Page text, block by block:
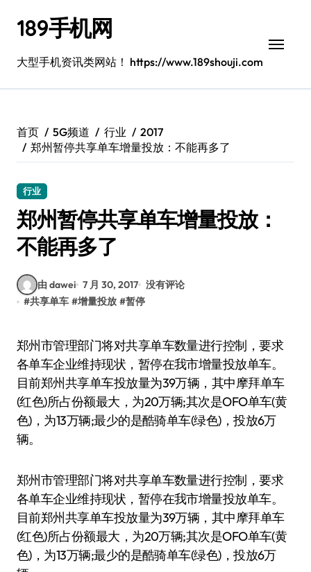
189手机网
大型手机资讯类网站！ https://www.189shouji.com
首页 5G频道 行业
2017
郑州暂停共享单车增量投放：不能再多了
行业
郑州暂停共享单车增量投放：
不能再多了
由 dawei 7 月 30, 2017 没有评论
#共享单车 #增量投放 #暂停
郑州市管理部门将对共享单车数量进行控制，要求
各单车企业维持现状，暂停在我市增量投放单车。
目前郑州共享单车投放量为39万辆，其中摩拜单车
(红色)所占份额最大，为20万辆;其次是OFO单车(黄
色)，为13万辆;最少的是酷骑单车(绿色)，投放6万
辆。
郑州市管理部门将对共享单车数量进行控制，要求
各单车企业维持现状，暂停在我市增量投放单车。
目前郑州共享单车投放量为39万辆，其中摩拜单车
(红色)所占份额最大，为20万辆;其次是OFO单车(黄
色)，为13万辆;最少的是酷骑单车(绿色)，投放6万